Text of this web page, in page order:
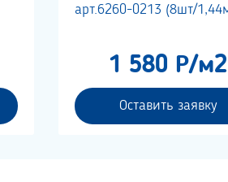
арт.6260-0213 (8шт/
1 580 Р/м2
Оставить заявку